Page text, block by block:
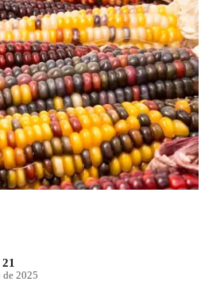
RECIENTE
en México:
salud y
de 2025